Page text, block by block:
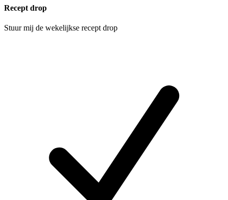
Recept drop
Stuur mij de wekelijkse recept drop